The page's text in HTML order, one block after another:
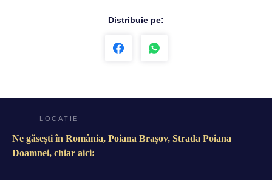
Distribuie pe:
LOCAȚIE
Ne găsești în România, Poiana Brașov, Strada Poiana
Doamnei, chiar aici: